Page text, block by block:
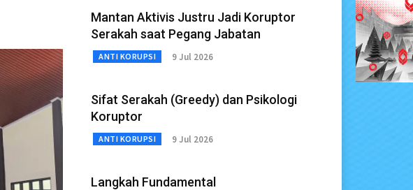
Mantan Aktivis Justru Jadi Koruptor
Serakah saat Pegang Jabatan
ANTI KORUPSI 9 Jul 2026
Sifat Serakah (Greedy) dan Psikologi
Koruptor
ANTI KORUPSI 9 Jul 2026
Langkah Fundamental